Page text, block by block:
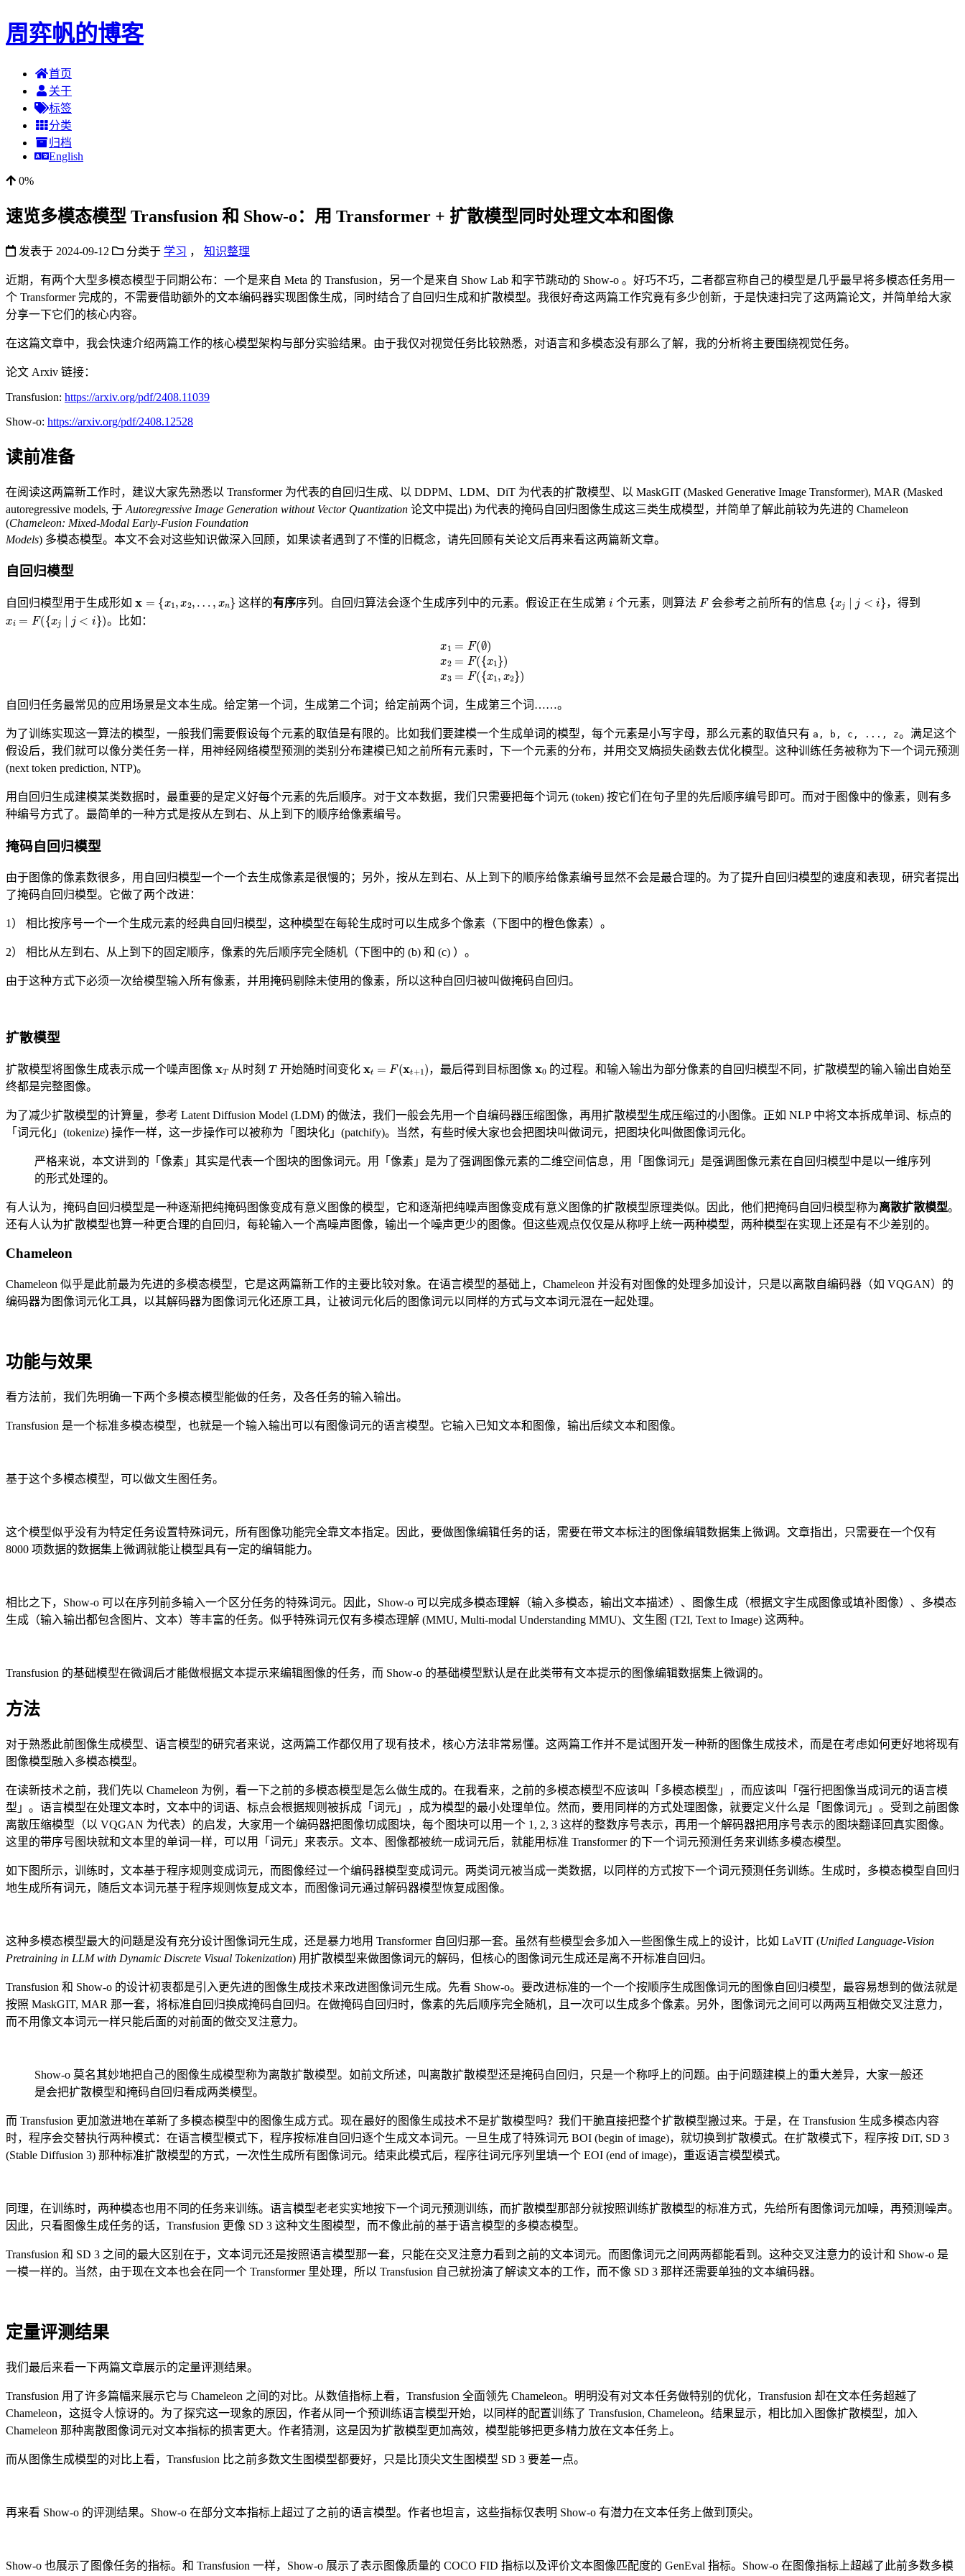
周弈帆的博客
首页
关于
标签
分类
归档
English
0%
速览多模态模型 Transfusion 和 Show-o：用 Transformer + 扩散模型同时处理文本和图像
发表于 2024-09-12 分类于 学习 ， 知识整理
近期，有两个大型多模态模型于同期公布：一个是来自 Meta 的 Transfusion，另一个是来自 Show Lab 和字节跳动的 Show-o 。好巧不巧，二者都宣称自己的模型是几乎最早将多模态任务用一
个 Transformer 完成的，不需要借助额外的文本编码器实现图像生成，同时结合了自回归生成和扩散模型。我很好奇这两篇工作究竟有多少创新，于是快速扫完了这两篇论文，并简单给大家
分享一下它们的核心内容。
在这篇文章中，我会快速介绍两篇工作的核心模型架构与部分实验结果。由于我仅对视觉任务比较熟悉，对语言和多模态没有那么了解，我的分析将主要围绕视觉任务。
论文 Arxiv 链接：
Transfusion: https://arxiv.org/pdf/2408.11039
Show-o: https://arxiv.org/pdf/2408.12528
读前准备
在阅读这两篇新工作时，建议大家先熟悉以 Transformer 为代表的自回归生成、以 DDPM、LDM、DiT 为代表的扩散模型、以 MaskGIT (Masked Generative Image Transformer), MAR (Masked
autoregressive models, 于 Autoregressive Image Generation without Vector Quantization 论文中提出) 为代表的掩码自回归图像生成这三类生成模型，并简单了解此前较为先进的 Chameleon
(Chameleon: Mixed-Modal Early-Fusion Foundation
Models) 多模态模型。本文不会对这些知识做深入回顾，如果读者遇到了不懂的旧概念，请先回顾有关论文后再来看这两篇新文章。
自回归模型
自回归模型用于生成形如 x1 这样的有序序列。自回归算法会逐个生成序列中的元素。假设正在生成第i 个元素，则算法 F 会参考之前所有的信息 {x ∣ j ，得到
{x j∣ < i 。比如：
x2 {x1}
自回归任务最常见的应用场景是文本生成。给定第一个词，生成第二个词；给定前两个词，生成第三个词……。
为了训练实现这一算法的模型，一般我们需要假设每个元素的取值是有限的。比如我们要建模一个生成单词的模型，每个元素是小写字母，那么元素的取值只有 a, b, c, ..., z。满足这个
假设后，我们就可以像分类任务一样，用神经网络模型预测的类别分布建模已知之前所有元素时，下一个元素的分布，并用交叉熵损失函数去优化模型。这种训练任务被称为下一个词元预测
(next token prediction, NTP)。
用自回归生成建模某类数据时，最重要的是定义好每个元素的先后顺序。对于文本数据，我们只需要把每个词元 (token) 按它们在句子里的先后顺序编号即可。而对于图像中的像素，则有多
种编号方式了。最简单的一种方式是按从左到右、从上到下的顺序给像素编号。
掩码自回归模型
由于图像的像素数很多，用自回归模型一个一个去生成像素是很慢的；另外，按从左到右、从上到下的顺序给像素编号显然不会是最合理的。为了提升自回归模型的速度和表现，研究者提出
了掩码自回归模型。它做了两个改进：
1） 相比按序号一个一个生成元素的经典自回归模型，这种模型在每轮生成时可以生成多个像素（下图中的橙色像素）。
2） 相比从左到右、从上到下的固定顺序，像素的先后顺序完全随机（下图中的 (b) 和 (c) ）。
由于这种方式下必须一次给模型输入所有像素，并用掩码剔除未使用的像素，所以这种自回归被叫做掩码自回归。
扩散模型
扩散模型将图像生成表示成一个噪声图像 从时刻T开始随时间变化 xt+ ，最后得到目标图像
的过程。和输入输出为部分像素的自回归模型不同，扩散模型的输入输出自始至
终都是完整图像。
为了减少扩散模型的计算量，参考 Latent Diffusion Model (LDM) 的做法，我们一般会先用一个自编码器压缩图像，再用扩散模型生成压缩过的小图像。正如 NLP 中将文本拆成单词、标点的
「词元化」(tokenize) 操作一样，这一步操作可以被称为「图块化」(patchify)。当然，有些时候大家也会把图块叫做词元，把图块化叫做图像词元化。
严格来说，本文讲到的「像素」其实是代表一个图块的图像词元。用「像素」是为了强调图像元素的二维空间信息，用「图像词元」是强调图像元素在自回归模型中是以一维序列
的形式处理的。
有人认为，掩码自回归模型是一种逐渐把纯掩码图像变成有意义图像的模型，它和逐渐把纯噪声图像变成有意义图像的扩散模型原理类似。因此，他们把掩码自回归模型称为离散扩散模型。
还有人认为扩散模型也算一种更合理的自回归，每轮输入一个高噪声图像，输出一个噪声更少的图像。但这些观点仅仅是从称呼上统一两种模型，两种模型在实现上还是有不少差别的。
Chameleon
Chameleon 似乎是此前最为先进的多模态模型，它是这两篇新工作的主要比较对象。在语言模型的基础上，Chameleon 并没有对图像的处理多加设计，只是以离散自编码器（如 VQGAN）的
编码器为图像词元化工具，以其解码器为图像词元化还原工具，让被词元化后的图像词元以同样的方式与文本词元混在一起处理。
功能与效果
看方法前，我们先明确一下两个多模态模型能做的任务，及各任务的输入输出。
Transfusion 是一个标准多模态模型，也就是一个输入输出可以有图像词元的语言模型。它输入已知文本和图像，输出后续文本和图像。
基于这个多模态模型，可以做文生图任务。
这个模型似乎没有为特定任务设置特殊词元，所有图像功能完全靠文本指定。因此，要做图像编辑任务的话，需要在带文本标注的图像编辑数据集上微调。文章指出，只需要在一个仅有
8000 项数据的数据集上微调就能让模型具有一定的编辑能力。
相比之下，Show-o 可以在序列前多输入一个区分任务的特殊词元。因此，Show-o 可以完成多模态理解（输入多模态，输出文本描述）、图像生成（根据文字生成图像或填补图像）、多模态
生成（输入输出都包含图片、文本）等丰富的任务。似乎特殊词元仅有多模态理解 (MMU, Multi-modal Understanding MMU)、文生图 (T2I, Text to Image) 这两种。
Transfusion 的基础模型在微调后才能做根据文本提示来编辑图像的任务，而 Show-o 的基础模型默认是在此类带有文本提示的图像编辑数据集上微调的。
方法
对于熟悉此前图像生成模型、语言模型的研究者来说，这两篇工作都仅用了现有技术，核心方法非常易懂。这两篇工作并不是试图开发一种新的图像生成技术，而是在考虑如何更好地将现有
图像模型融入多模态模型。
在读新技术之前，我们先以 Chameleon 为例，看一下之前的多模态模型是怎么做生成的。在我看来，之前的多模态模型不应该叫「多模态模型」，而应该叫「强行把图像当成词元的语言模
型」。语言模型在处理文本时，文本中的词语、标点会根据规则被拆成「词元」，成为模型的最小处理单位。然而，要用同样的方式处理图像，就要定义什么是「图像词元」。受到之前图像
离散压缩模型（以 VQGAN 为代表）的启发，大家用一个编码器把图像切成图块，每个图块可以用一个 1, 2, 3 这样的整数序号表示，再用一个解码器把用序号表示的图块翻译回真实图像。
这里的带序号图块就和文本里的单词一样，可以用「词元」来表示。文本、图像都被统一成词元后，就能用标准 Transformer 的下一个词元预测任务来训练多模态模型。
如下图所示，训练时，文本基于程序规则变成词元，而图像经过一个编码器模型变成词元。两类词元被当成一类数据，以同样的方式按下一个词元预测任务训练。生成时，多模态模型自回归
地生成所有词元，随后文本词元基于程序规则恢复成文本，而图像词元通过解码器模型恢复成图像。
这种多模态模型最大的问题是没有充分设计图像词元生成，还是暴力地用 Transformer 自回归那一套。虽然有些模型会多加入一些图像生成上的设计，比如 LaVIT (Unified Language-Vision
Pretraining in LLM with Dynamic Discrete Visual Tokenization) 用扩散模型来做图像词元的解码，但核心的图像词元生成还是离不开标准自回归。
Transfusion 和 Show-o 的设计初衷都是引入更先进的图像生成技术来改进图像词元生成。先看 Show-o。要改进标准的一个一个按顺序生成图像词元的图像自回归模型，最容易想到的做法就是
按照 MaskGIT, MAR 那一套，将标准自回归换成掩码自回归。在做掩码自回归时，像素的先后顺序完全随机，且一次可以生成多个像素。另外，图像词元之间可以两两互相做交叉注意力，
而不用像文本词元一样只能后面的对前面的做交叉注意力。
Show-o 莫名其妙地把自己的图像生成模型称为离散扩散模型。如前文所述，叫离散扩散模型还是掩码自回归，只是一个称呼上的问题。由于问题建模上的重大差异，大家一般还
是会把扩散模型和掩码自回归看成两类模型。
而 Transfusion 更加激进地在革新了多模态模型中的图像生成方式。现在最好的图像生成技术不是扩散模型吗？我们干脆直接把整个扩散模型搬过来。于是，在 Transfusion 生成多模态内容
时，程序会交替执行两种模式：在语言模型模式下，程序按标准自回归逐个生成文本词元。一旦生成了特殊词元 BOI (begin of image)，就切换到扩散模式。在扩散模式下，程序按 DiT, SD 3
(Stable Diffusion 3) 那种标准扩散模型的方式，一次性生成所有图像词元。结束此模式后，程序往词元序列里填一个 EOI (end of image)，重返语言模型模式。
同理，在训练时，两种模态也用不同的任务来训练。语言模型老老实实地按下一个词元预测训练，而扩散模型那部分就按照训练扩散模型的标准方式，先给所有图像词元加噪，再预测噪声。
因此，只看图像生成任务的话，Transfusion 更像 SD 3 这种文生图模型，而不像此前的基于语言模型的多模态模型。
Transfusion 和 SD 3 之间的最大区别在于，文本词元还是按照语言模型那一套，只能在交叉注意力看到之前的文本词元。而图像词元之间两两都能看到。这种交叉注意力的设计和 Show-o 是
一模一样的。当然，由于现在文本也会在同一个 Transformer 里处理，所以 Transfusion 自己就扮演了解读文本的工作，而不像 SD 3 那样还需要单独的文本编码器。
定量评测结果
我们最后来看一下两篇文章展示的定量评测结果。
Transfusion 用了许多篇幅来展示它与 Chameleon 之间的对比。从数值指标上看，Transfusion 全面领先 Chameleon。明明没有对文本任务做特别的优化，Transfusion 却在文本任务超越了
Chameleon，这挺令人惊讶的。为了探究这一现象的原因，作者从同一个预训练语言模型开始，以同样的配置训练了 Transfusion, Chameleon。结果显示，相比加入图像扩散模型，加入
Chameleon 那种离散图像词元对文本指标的损害更大。作者猜测，这是因为扩散模型更加高效，模型能够把更多精力放在文本任务上。
而从图像生成模型的对比上看，Transfusion 比之前多数文生图模型都要好，只是比顶尖文生图模型 SD 3 要差一点。
再来看 Show-o 的评测结果。Show-o 在部分文本指标上超过了之前的语言模型。作者也坦言，这些指标仅表明 Show-o 有潜力在文本任务上做到顶尖。
Show-o 也展示了图像任务的指标。和 Transfusion 一样，Show-o 展示了表示图像质量的 COCO FID 指标以及评价文本图像匹配度的 GenEval 指标。Show-o 在图像指标上超越了此前多数多模